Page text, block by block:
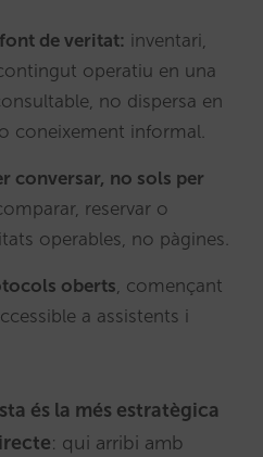
de veritat: inventari,
operatiu en una
no dispersa en
coneixement informal.
conversar, no sols per
reservar o
operables, no pàgines.
oberts, començant
a assistents i
és la més estratègica
: qui arribi amb